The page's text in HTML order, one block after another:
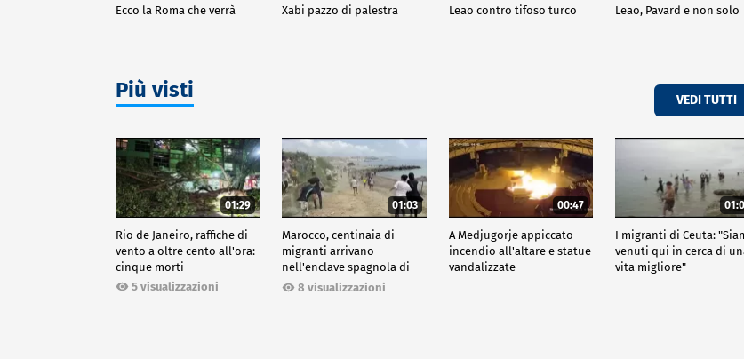
Ecco la Roma che verrà Xabi pazzo di palestra Leao contro tifoso turco Leao, Pavard e non solo
Più visti VEDI TUTTI
01:29
Rio de Janeiro, raffiche di
vento a oltre cento all'ora:
cinque morti
5 visualizzazioni
01:03
Marocco, centinaia di
migranti arrivano
nell'enclave spagnola di
Ceuta8 visualizzazioni
00:47
A Medjugorje appiccato
incendio all'altare e statue
vandalizzate
I migranti di Ceuta:
venuti qui in cerca di
vita migliore"